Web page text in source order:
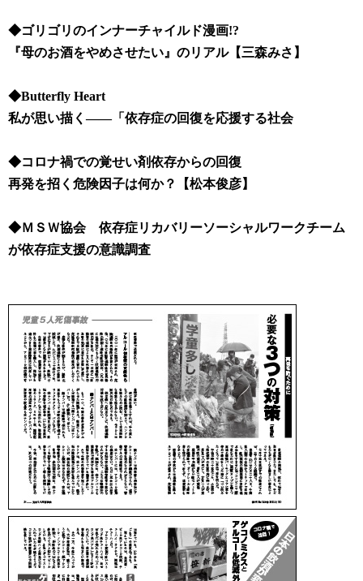
◆ゴリゴリのインナーチャイルド漫画!?
『母のお酒をやめさせたい』のリアル【三森みさ】
◆Butterfly Heart
私が思い描く――「依存症の回復を応援する社会
◆コロナ禍での覚せい剤依存からの回復
再発を招く危険因子は何か？
【松本俊彦】
◆ＭＳＷ協会 依存症リカバリーソーシャルワークチーム
が依存症支援の意識調査